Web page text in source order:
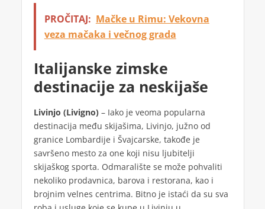
PROČITAJ: Mačke u Rimu: Vekovna
veza mačaka i večnog grada
Italijanske zimske
destinacije za neskijaše
Livinjo (Livigno)– Iako je veoma popularna
destinacija među skijašima, Livinjo, južno od
granice Lombardije i Švajcarske, takođe je
savršeno mesto za one koji nisu ljubitelji
skijaškog sporta. Odmaralište se može pohvaliti
nekoliko prodavnica, barova i restorana, kao i
brojnim velnes centrima. Bitno je istaći da su sva